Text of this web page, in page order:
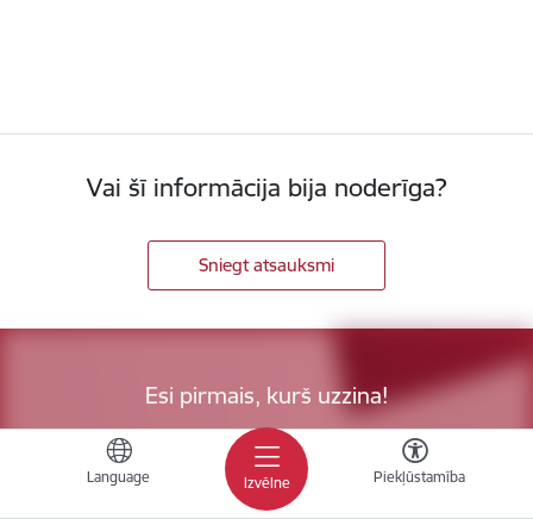
Izvēlne
Language Piekļūstamība
Vai šī informācija bija noderīga?
Sniegt atsauksmi
Esi pirmais, kurš uzzina!
Piesakies jaunumu saņemšanai savā e-pastā.